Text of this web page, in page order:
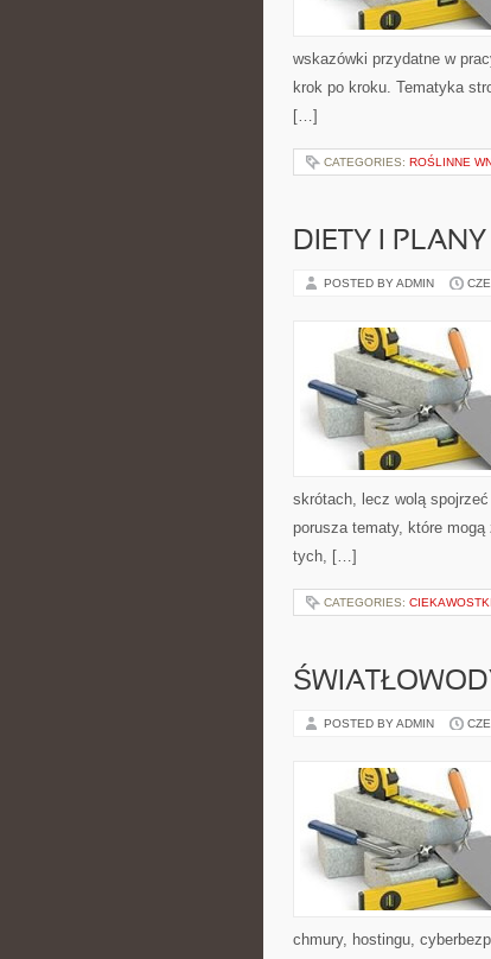
wskazówki przydatne w
krok po kroku. Tematyka
[…]
CATEGORIES: ROŚLINNE
DIETY I
POSTED BY ADMIN
skrótach, lecz wolą
porusza tematy, które
tych, […]
CATEGORIES:
POSTED BY ADMIN
chmury, hostingu,